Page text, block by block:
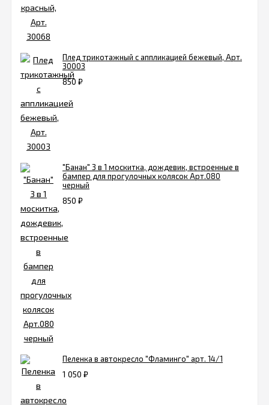
Плед трикотажный с аппликацией бежевый, Арт.
30003
850 ₽
"Банан" 3 в 1 москитка, дождевик, встроенные в
бампер для прогулочных колясок Арт.080
черный
850 ₽
Пеленка в автокресло "Фламинго" арт. 14/1
1 050 ₽